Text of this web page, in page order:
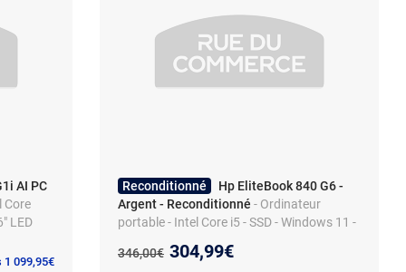
AI PC
Core
LED
099,95€
Reconditionné
Hp EliteBook 840 G6 -
Argent - Reconditionné - Ordinateur
portable - Intel Core i5 - SSD - Windows 11 -
Ancien prix :
346,00€ Nouveau prix :
304,99€